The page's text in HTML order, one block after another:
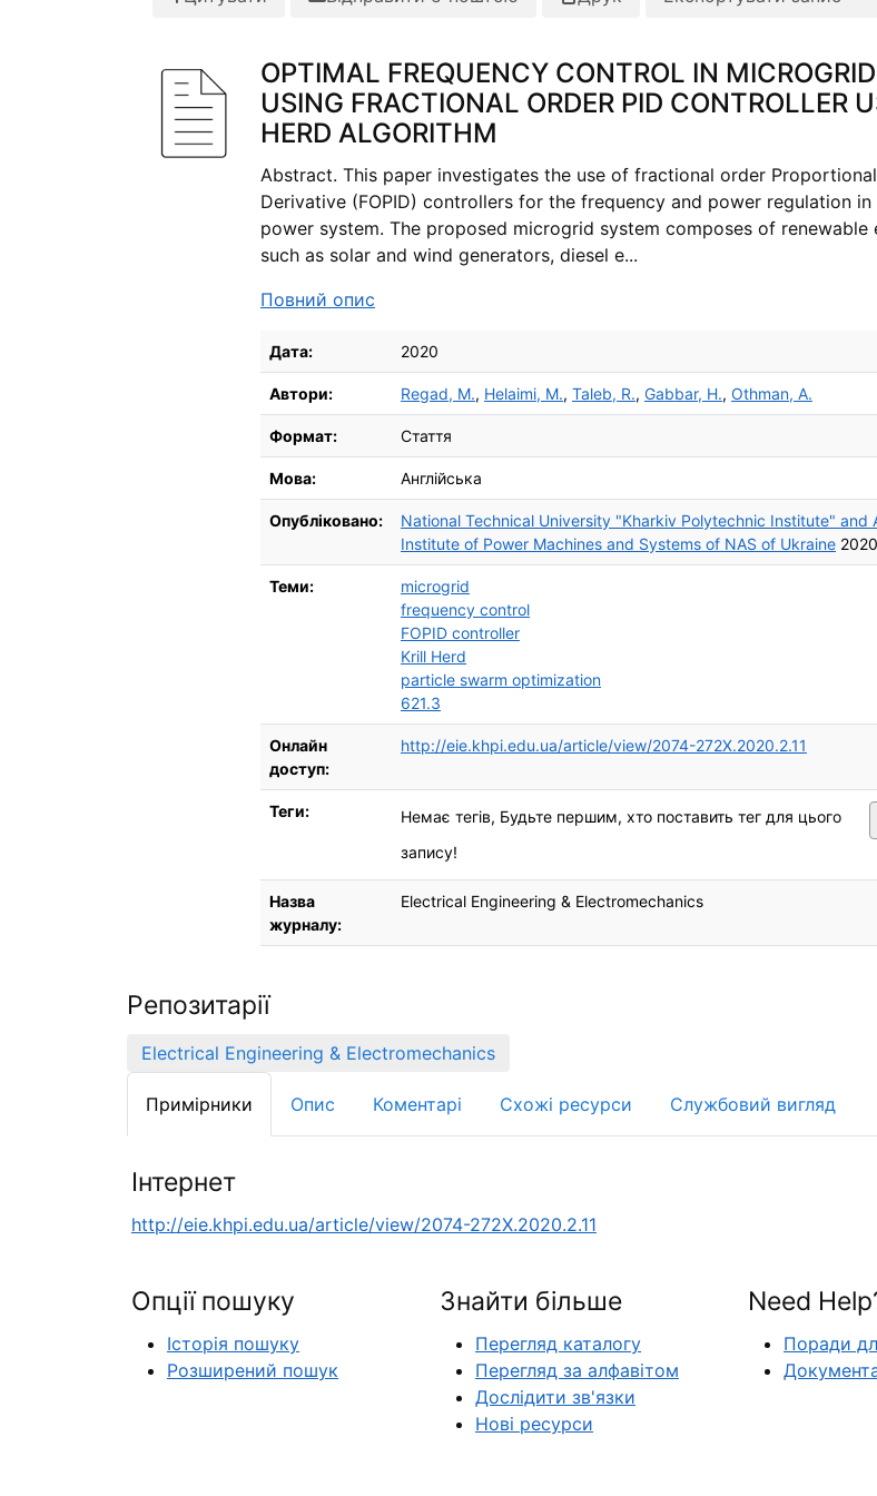
OPTIMAL FREQUENCY CONTROL IN
USING FRACTIONAL ORDER PID CONTROLLER
HERD ALGORITHM
Abstract. This paper investigates the use of fractional order
Derivative (FOPID) controllers for the frequency and power regulation
power system. The proposed microgrid system composes of renewable
such as solar and wind generators, diesel e...
Повний опис
Бібліографічні деталі
Дата: 2020
Автори: Regad, M., Helaimi, M., Taleb, R., Gabbar, H., Othman, A.
Формат: Стаття
Мова: Англійська
Опубліковано:
National Technical University "Kharkiv Polytechnic Institute" and
Institute of Power Machines and Systems of NAS of Ukraine 2020
Теми:
microgrid
frequency control
FOPID controller
Krill Herd
particle swarm optimization
621.3
Онлайн
доступ:
http://eie.khpi.edu.ua/article/view/2074-272X.2020.2.11
Теги:
Немає тегів, Будьте першим, хто поставить тег для цього
запису!
Назва
журналу:
Electrical Engineering & Electromechanics
Репозитарії
Electrical Engineering & Electromechanics
Примірники Опис Коментарі Схожі ресурси Службовий вигляд
Інтернет
http://eie.khpi.edu.ua/article/view/2074-272X.2020.2.11
Опції пошуку
Історія пошуку
Розширений пошук
Знайти більше
Перегляд каталогу
Перегляд за алфавітом
Дослідити зв'язки
Нові ресурси
Need
Поради